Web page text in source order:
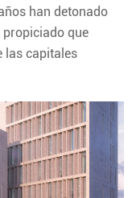
han detonado
propiciado que
las capitales